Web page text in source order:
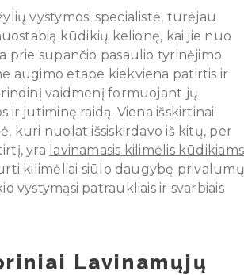
vystymosi specialistė, turėjau
kūdikių kelionę, kai jie nuo
prie supančio pasaulio tyrinėjimo.
augimo etape kiekviena patirtis ir
vaidmenį formuojant jų
ir jutiminę raidą. Viena išskirtinai
kuri nuolat išsiskirdavo iš kitų, per
yra lavinamasis kilimėlis kūdikiams
kilimėliai siūlo daugybę
vystymąsi patraukliais ir svarbiais
Lavinamųjų